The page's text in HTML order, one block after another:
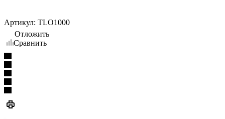
Артикул: TLO1000
Отложить
Сравнить